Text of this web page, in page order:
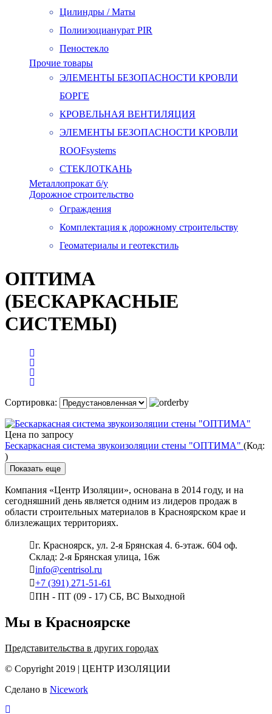
Цилиндры / Маты
Полиизоцианурат PIR
Пеностекло
Прочие товары
ЭЛЕМЕНТЫ БЕЗОПАСНОСТИ КРОВЛИ
БОРГЕ
КРОВЕЛЬНАЯ ВЕНТИЛЯЦИЯ
ЭЛЕМЕНТЫ БЕЗОПАСНОСТИ КРОВЛИ
ROOFsystems
СТЕКЛОТКАНЬ
Металлопрокат б/у
Дорожное строительство
Ограждения
Комплектация к дорожному строительству
Геоматериалы и геотекстиль
ОПТИМА
(БЕСКАРКАСНЫЕ
СИСТЕМЫ)
Сортировка:
Цена по запросу
Бескаркасная система звукоизоляции стены "ОПТИМА" (Код:
)
Показать еще
Компания «Центр Изоляции», основана в 2014 году, и на
сегодняшний день является одним из лидеров продаж в
области строительных материалов в Красноярском крае и
близлежащих территориях.
г. Красноярск, ул. 2-я Брянская 4. 6-этаж. 604 оф.
Склад: 2-я Брянская улица, 16ж
info@centrisol.ru
+7 (391) 271-51-61
ПН - ПТ (09 - 17) СБ, ВС Выходной
Мы в Красноярске
Представительства в других городах
© Copyright 2019 | ЦЕНТР ИЗОЛЯЦИИ
Сделано в Nicework